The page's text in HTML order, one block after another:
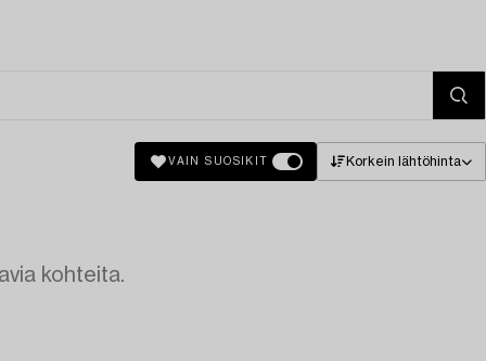
VAIN SUOSIKIT Korkein lähtöhinta
kohteita.